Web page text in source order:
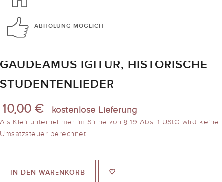
ABHOLUNG MÖGLICH
GAUDEAMUS IGITUR, HISTORISCHE
STUDENTENLIEDER
10,00 € kostenlose Lieferung
Als Kleinunternehmer im Sinne von § 19 Abs. 1 UStG wird keine
Umsatzsteuer berechnet.
IN DEN WARENKORB